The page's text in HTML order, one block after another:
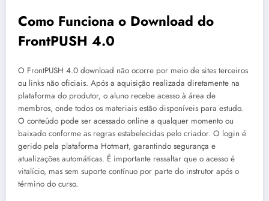
Como Funciona o Download do
FrontPUSH 4.0
O FrontPUSH 4.0 download não ocorre por meio de sites terceiros
ou links não oficiais. Após a aquisição realizada diretamente na
plataforma do produtor, o aluno recebe acesso à área de
membros, onde todos os materiais estão disponíveis para estudo.
O conteúdo pode ser acessado online a qualquer momento ou
baixado conforme as regras estabelecidas pelo criador. O login é
gerido pela plataforma Hotmart, garantindo segurança e
atualizações automáticas. É importante ressaltar que o acesso é
vitalício, mas sem suporte contínuo por parte do instrutor após o
término do curso.